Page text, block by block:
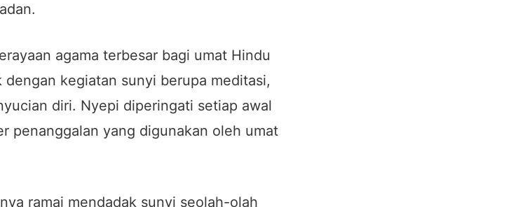
agama terbesar bagi umat Hindu
kegiatan sunyi berupa meditasi,
diri. Nyepi diperingati setiap awal
penanggalan yang digunakan oleh umat
ramai mendadak sunyi seolah-olah